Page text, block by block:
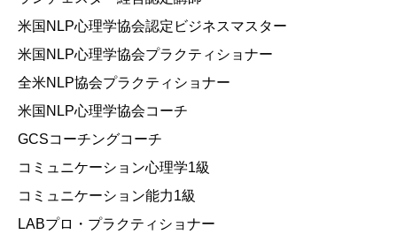
米国NLP心理学協会認定ビジネスマスター
米国NLP心理学協会プラクティショナー
全米NLP協会プラクティショナー
米国NLP心理学協会コーチ
GCSコーチングコーチ
コミュニケーション心理学1級
コミュニケーション能力1級
LABプロ・プラクティショナー